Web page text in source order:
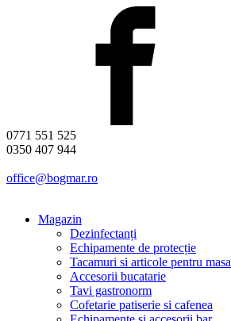
0771 551 525
0350 407 944
office@bogmar.ro
Magazin
Dezinfectanți
Echipamente de protecție
Tacamuri si articole pentru masa
Accesorii bucatarie
Tavi gastronorm
Cofetarie patiserie si cafenea